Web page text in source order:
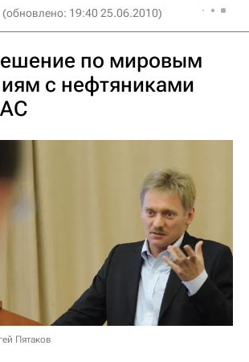
(обновлено: 19:40 25.06.2010)
по мировым
с нефтяниками
Пятаков